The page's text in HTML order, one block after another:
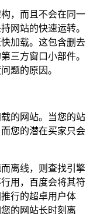
，而且不会在同一
网站的快速运转。
加载。这包含删去
三方窗口小部件。
题的原因。
的网站。当您的站
您的潜在买家只会
离线，则查找引擎
用，百度会将其符
行的超卓用户体
的网站长时刻离